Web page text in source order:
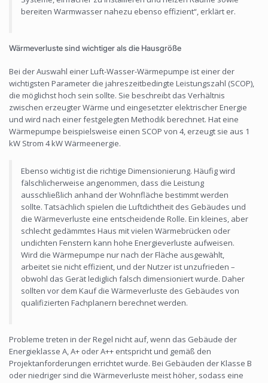
bereiten Warmwasser nahezu ebenso effizient“, erklärt er.
Wärmeverluste sind wichtiger als die Hausgröße
Bei der Auswahl einer Luft-Wasser-Wärmepumpe ist einer der
wichtigsten Parameter die jahreszeitbedingte Leistungszahl (SCOP),
die möglichst hoch sein sollte. Sie beschreibt das Verhältnis
zwischen erzeugter Wärme und eingesetzter elektrischer Energie
und wird nach einer festgelegten Methodik berechnet. Hat eine
Wärmepumpe beispielsweise einen SCOP von 4, erzeugt sie aus 1
kW Strom 4 kW Wärmeenergie.
Ebenso wichtig ist die richtige Dimensionierung. Häufig wird
fälschlicherweise angenommen, dass die Leistung
ausschließlich anhand der Wohnfläche bestimmt werden
sollte. Tatsächlich spielen die Luftdichtheit des Gebäudes und
die Wärmeverluste eine entscheidende Rolle. Ein kleines, aber
schlecht gedämmtes Haus mit vielen Wärmebrücken oder
undichten Fenstern kann hohe Energieverluste aufweisen.
Wird die Wärmepumpe nur nach der Fläche ausgewählt,
arbeitet sie nicht effizient, und der Nutzer ist unzufrieden –
obwohl das Gerät lediglich falsch dimensioniert wurde. Daher
sollten vor dem Kauf die Wärmeverluste des Gebäudes von
qualifizierten Fachplanern berechnet werden.
Probleme treten in der Regel nicht auf, wenn das Gebäude der
Energieklasse A, A+ oder A++ entspricht und gemäß den
Projektanforderungen errichtet wurde. Bei Gebäuden der Klasse B
oder niedriger sind die Wärmeverluste meist höher, sodass eine